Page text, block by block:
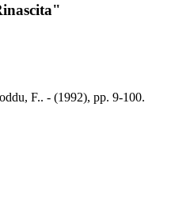
F.. - (1992), pp. 9-100.